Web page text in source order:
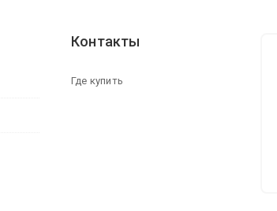
Контакты
Где купить